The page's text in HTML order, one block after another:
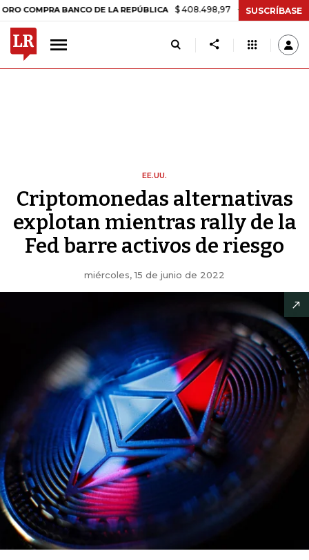
BANCO DE LA REPÚBLICA $ 408.498,97 +$ 8.753,81 +2,19%
SUSCRÍBASE
EE.UU.
Criptomonedas alternativas
explotan mientras rally de la
Fed barre activos de riesgo
miércoles, 15 de junio de 2022